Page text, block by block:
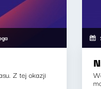
Z tej okazji